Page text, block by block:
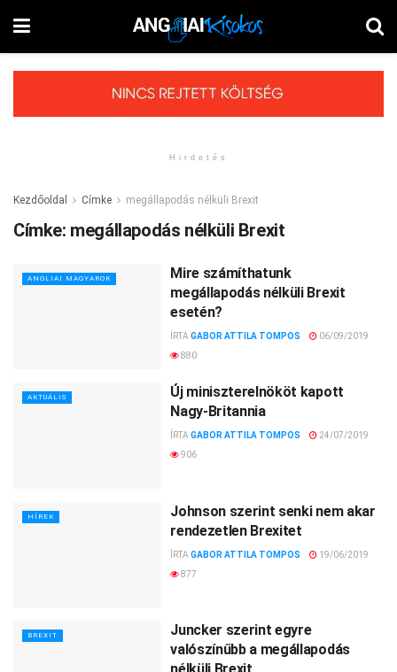
Hirdetés
Kezdőoldal Címke megállapodás nélküli Brexit
Címke: megállapodás nélküli Brexit
ANGLIAI MAGYAROK
Mire számíthatunk
megállapodás nélküli Brexit
esetén?
ÍRTA GABOR ATTILA TOMPOS
06/09/2019
880
AKTUÁLIS
Új miniszterelnököt kapott
Nagy-Britannia
ÍRTA GABOR ATTILA TOMPOS
24/07/2019
906
HÍREK
Johnson szerint senki nem akar
rendezetlen Brexitet
ÍRTA GABOR ATTILA TOMPOS
19/06/2019
877
BREXIT
Juncker szerint egyre
valószínűbb a megállapodás